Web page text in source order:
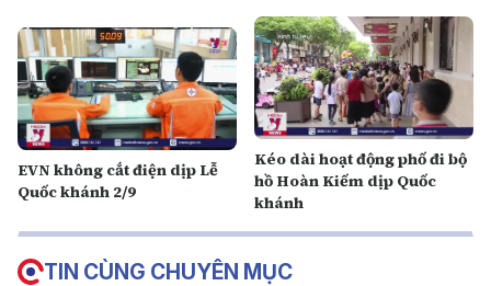
EVN không cắt điện dịp Lễ
Quốc khánh 2/9
Kéo dài hoạt động phố đi bộ
hồ Hoàn Kiếm dịp Quốc
khánh
TIN CÙNG CHUYÊN MỤC